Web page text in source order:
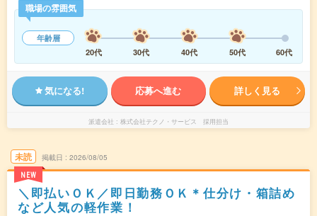
職場の雰囲気
年齢層
20代
30代 40代 50代 60代
気になる! 応募へ進む 詳しく見る
派遣会社 株式会社テクノ・サービス 採用担当
未読
NEW
掲載日 2026/08/05
＼即払いＯＫ／即日勤務ＯＫ＊仕分け・箱詰め
など人気の軽作業！